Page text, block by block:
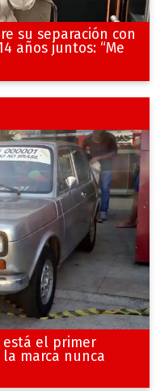
su separación con
años juntos: “Me
está el primer
marca nunca